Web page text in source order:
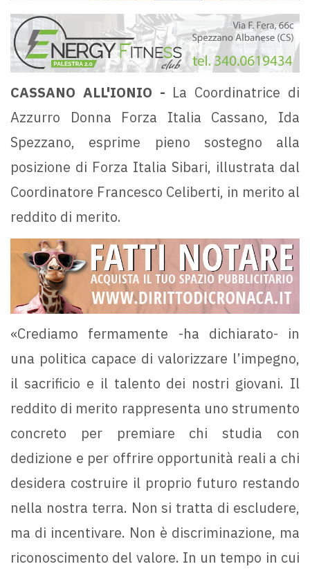
CASSANO ALL'IONIO - La Coordinatrice di
Azzurro Donna Forza Italia Cassano, Ida
Spezzano, esprime pieno sostegno alla
posizione di Forza Italia Sibari, illustrata dal
Coordinatore Francesco Celiberti, in merito al
reddito di merito.
«Crediamo fermamente -ha dichiarato- in
una politica capace di valorizzare l’impegno,
il sacrificio e il talento dei nostri giovani. Il
reddito di merito rappresenta uno strumento
concreto per premiare chi studia con
dedizione e per offrire opportunità reali a chi
desidera costruire il proprio futuro restando
nella nostra terra. Non si tratta di escludere,
ma di incentivare. Non è discriminazione, ma
riconoscimento del valore. In un tempo in cui